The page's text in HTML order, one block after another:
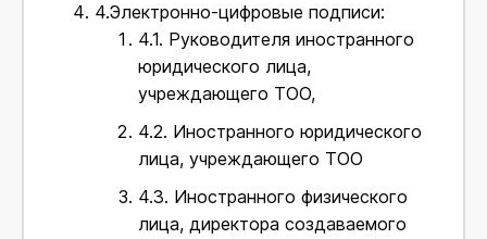
4.Электронно-цифровые подписи:
4.1. Руководителя иностранного
юридического лица,
учреждающего ТОО,
4.2. Иностранного юридического
лица, учреждающего ТОО
4.3. Иностранного физического
лица, директора создаваемого